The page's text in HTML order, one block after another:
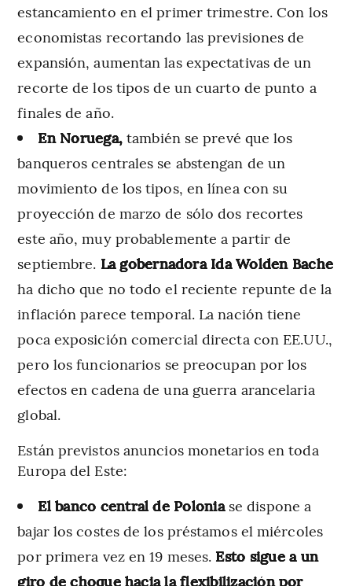
estancamiento en el primer trimestre. Con los
economistas recortando las previsiones de
expansión, aumentan las expectativas de un
recorte de los tipos de un cuarto de punto a
finales de año.
En Noruega, también se prevé que los
banqueros centrales se abstengan de un
movimiento de los tipos, en línea con su
proyección de marzo de sólo dos recortes
este año, muy probablemente a partir de
septiembre. La gobernadora Ida Wolden Bache
ha dicho que no todo el reciente repunte de la
inflación parece temporal. La nación tiene
poca exposición comercial directa con EE.UU.,
pero los funcionarios se preocupan por los
efectos en cadena de una guerra arancelaria
global.
Están previstos anuncios monetarios en toda
Europa del Este:
El banco central de Poloniase dispone a
bajar los costes de los préstamos el miércoles
por primera vez en 19 meses. Esto sigue a un
giro de choque hacia la flexibilización por